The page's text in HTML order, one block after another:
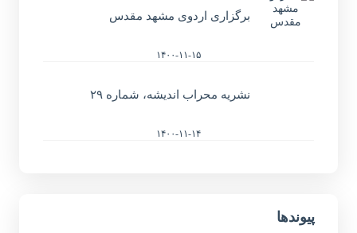
برگزاری اردوی مشهد مقدس
۱۴۰۰-۱۱-۱۵
نشریه محراب اندیشه، شماره ۲۹
۱۴۰۰-۱۱-۱۴
پیوندها